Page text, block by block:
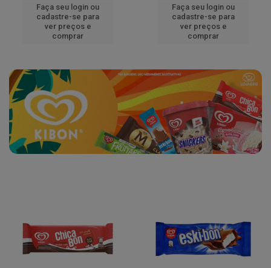
Faça seu login ou
cadastre-se para
ver preços e
comprar
Faça seu login ou
cadastre-se para
ver preços e
comprar